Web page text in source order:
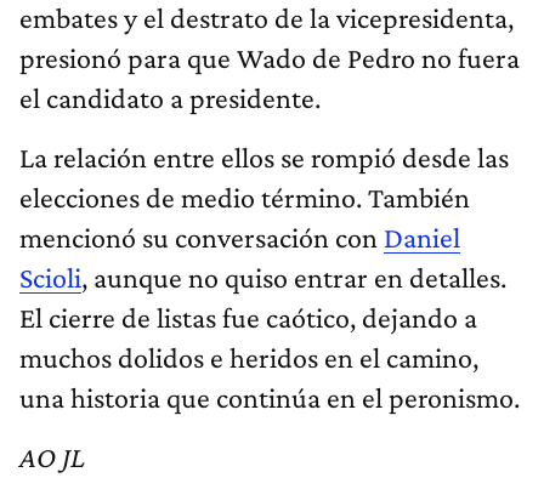
embates y el destrato de la vicepresidenta,
presionó para que Wado de Pedro no fuera
el candidato a presidente.
La relación entre ellos se rompió desde las
elecciones de medio término. También
mencionó su conversación con Daniel
Scioli, aunque no quiso entrar en detalles.
El cierre de listas fue caótico, dejando a
muchos dolidos e heridos en el camino,
una historia que continúa en el peronismo.
AO JL